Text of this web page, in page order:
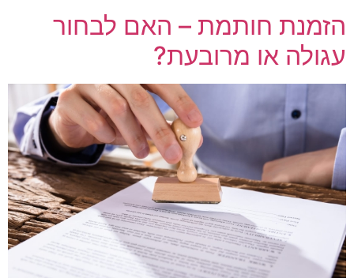
הזמנת חותמת – האם לבחור
עגולה או מרובעת?